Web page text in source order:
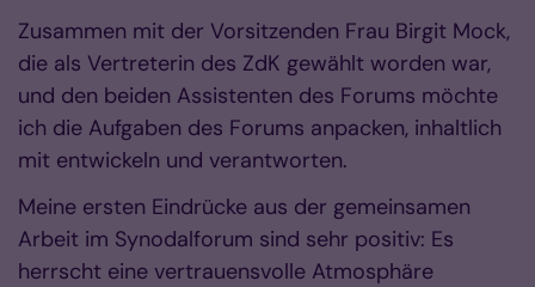
Zusammen mit der Vorsitzenden Frau Birgit Mock,
die als Vertreterin des ZdK gewählt wor­den war,
und den beiden Assistenten des Forums möchte
ich die Aufgaben des Forums anpa­cken, inhaltlich
mit entwickeln und verantworten.
Meine ersten Eindrücke aus der gemeinsamen
Arbeit im Synodalforum sind sehr positiv: Es
herrscht eine vertrauensvolle Atmosphäre